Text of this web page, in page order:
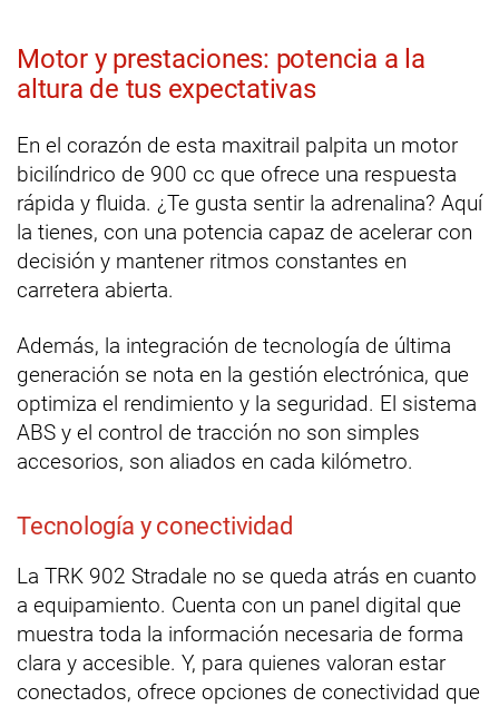
Motor y prestaciones: potencia a la
altura de tus expectativas
En el corazón de esta maxitrail palpita un motor
bicilíndrico de 900 cc que ofrece una respuesta
rápida y fluida. ¿Te gusta sentir la adrenalina? Aquí
la tienes, con una potencia capaz de acelerar con
decisión y mantener ritmos constantes en
carretera abierta.
Además, la integración de tecnología de última
generación se nota en la gestión electrónica, que
optimiza el rendimiento y la seguridad. El sistema
ABS y el control de tracción no son simples
accesorios, son aliados en cada kilómetro.
Tecnología y conectividad
La TRK 902 Stradale no se queda atrás en cuanto
a equipamiento. Cuenta con un panel digital que
muestra toda la información necesaria de forma
clara y accesible. Y, para quienes valoran estar
conectados, ofrece opciones de conectividad que